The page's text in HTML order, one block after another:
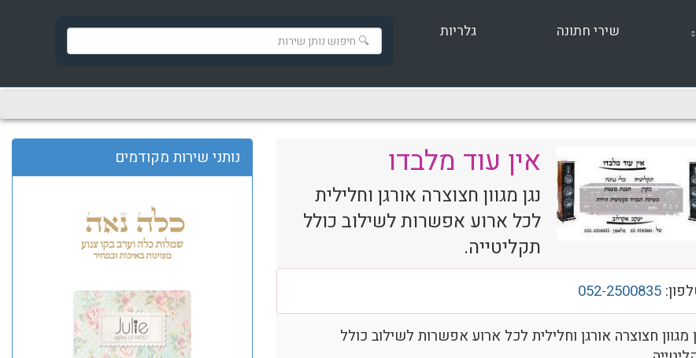
שירי חתונה גלריות
נותני שירות מקודמים אין עוד מלבדו
נגן מגוון חצוצרה אורגן וחלילית
לכל ארוע אפשרות לשילוב כולל
תקליטייה.
052-2500835
מגוון חצוצרה אורגן וחלילית לכל ארוע אפשרות לשילוב כולל